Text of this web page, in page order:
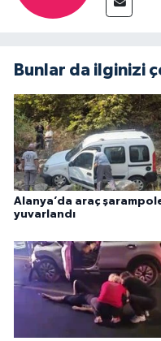
Bunlar da ilginizi
Alanya’da araç
yuvarlandı